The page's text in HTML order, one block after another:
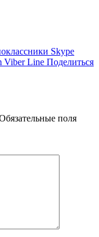
Skype
Viber Line Поделиться
поля